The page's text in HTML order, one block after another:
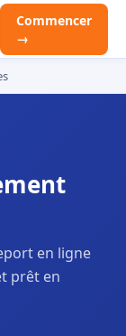
Commencer
→
en ligne
prêt en